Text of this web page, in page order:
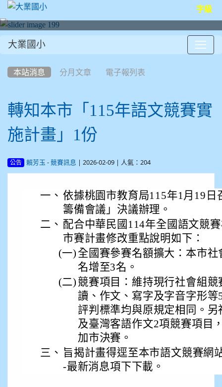
字級
大業國小
本站消息 分月文章 電子報列表
轉知本市「115年語文競賽實
施計畫」1份
公告 賴芳玉 - 競賽訊息 | 2026-02-09 | 人氣：204
一、 依據桃園市教育局115年1月19
籌備會議」決議辦理。
二、 配合中華民國114年全國語文競
市賽計畫修改重點說明如下：
(一) 全國賽參賽名額擴大：本市
名增至3名。
(二) 競賽項目：維持現行社會組
讀、作文、寫字及字音字形
評判標準均與原規定相同。
及臺灣客語作文2項競賽項目
加市決賽。
三、 旨揭計畫得逕至本市語文競賽網
-最新消息項下下載。